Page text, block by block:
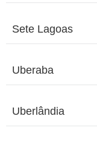
Sete Lagoas
Uberaba
Uberlândia